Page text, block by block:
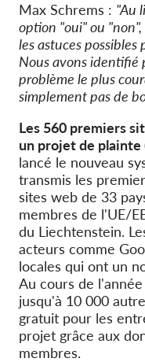
Max Schrems : "Au
option "oui" ou
les astuces
Nous avons identifié
problème le plus
simplement pas de
Les 560 premiers
un projet de
lancé le nouveau
transmis les
sites web de 33
membres de l'UE/
du Liechtenstein.
acteurs comme
locales qui ont un
Au cours de
jusqu'à 10 000
gratuit pour les
projet grâce aux
membres.